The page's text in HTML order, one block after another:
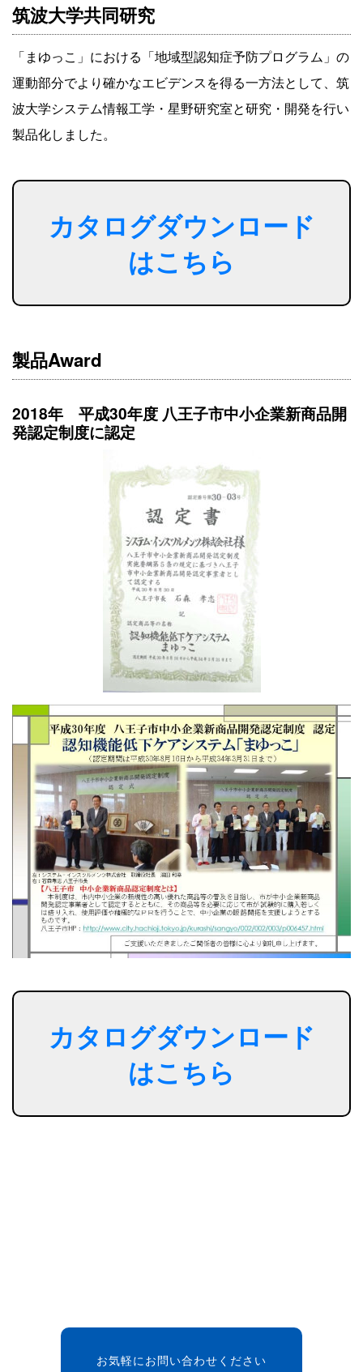
筑波大学共同研究
「まゆっこ」における「地域型認知症予防プログラム」の
運動部分でより確かなエビデンスを得る一方法として、筑
波大学システム情報工学・星野研究室と研究・開発を行い
製品化しました。
カタログダウンロード
はこちら
製品Award
2018年 平成30年度 八王子市中小企業新商品開
発認定制度に認定
カタログダウンロード
はこちら
お気軽にお問い合わせください